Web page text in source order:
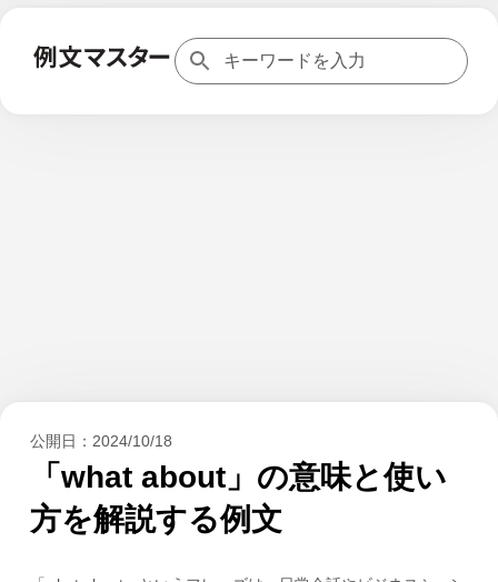
公開日： 2024/10/18
「what about」の意味と使い
方を解説する例文